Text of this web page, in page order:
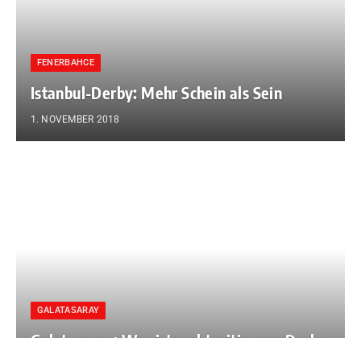
FENERBAHCE
Istanbul-Derby: Mehr Schein als Sein
1. NOVEMBER 2018
GALATASARAY